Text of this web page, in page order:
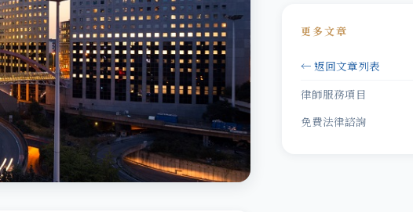
更多文章
← 返回文章列表
律師服務項目
免費法律諮詢